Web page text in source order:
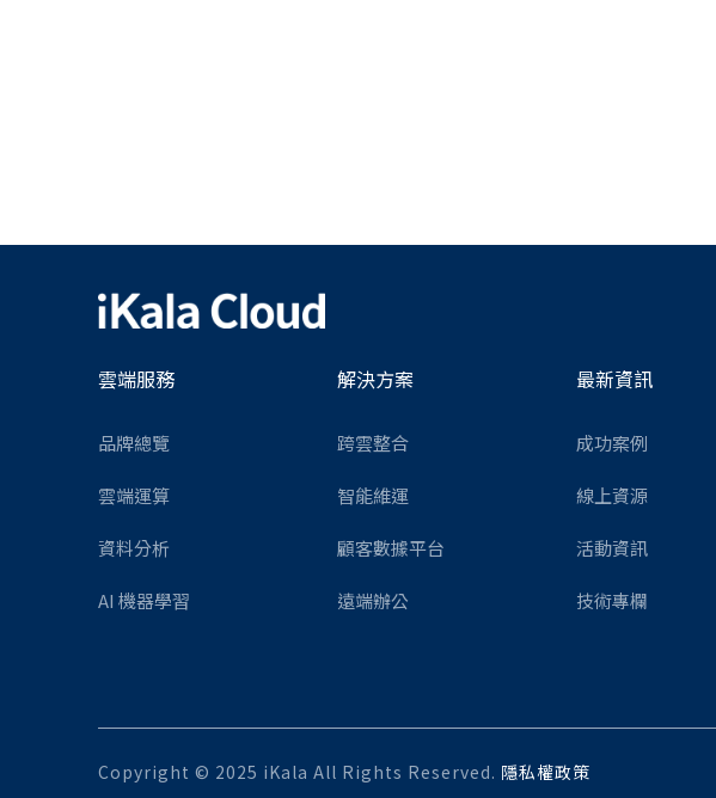
雲端服務
品牌總覽
雲端運算
資料分析
AI 機器學習
解決方案
跨雲整合
智能維運
顧客數據平台
遠端辦公
最新資訊
成功案例
線上資源
活動資訊
技術專欄
Copyright © 2025 iKala All Rights Reserved. 隱私權政策